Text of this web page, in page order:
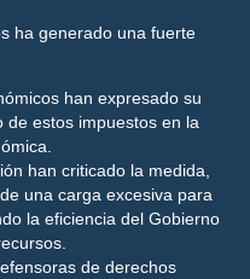
ha generado una fuerte
han expresado su
de estos impuestos en la
han criticado la medida,
una carga excesiva para
la eficiencia del Gobierno
de derechos